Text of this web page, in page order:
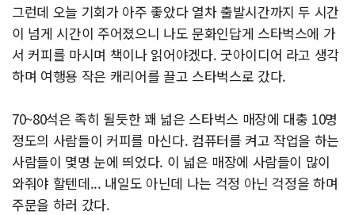
그런데 오늘 기회가 아주 좋았다 열차 출발시간까지 두 시간
이 넘게 시간이 주어졌으니 나도 문화인답게 스타벅스에 가
서 커피를 마시며 책이나 읽어야겠다. 굿아이디어 라고 생각
하며 여행용 작은 캐리어를 끌고 스타벅스로 갔다.
70~80석은 족히 될듯한 꽤 넓은 스타벅스 매장에 대충 10명
정도의 사람들이 커피를 마신다. 컴퓨터를 켜고 작업을 하는
사람들이 몇명 눈에 띄었다. 이 넓은 매장에 사람들이 많이
와줘야 할텐데... 내일도 아닌데 나는 걱정 아닌 걱정을 하며
주문을 하러 갔다.